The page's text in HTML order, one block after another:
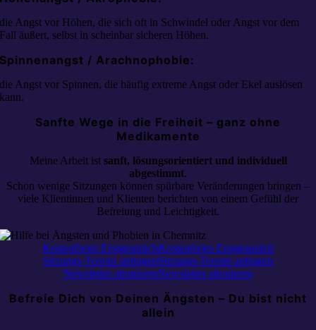
die Angst vor Höhen, die sich oft in Schwindel oder Angst vor dem
Fall äußert, selbst in scheinbar sicheren Höhen.
Spinnenangst / Arachnophobie:
die Angst vor Spinnen, die häufig extreme Angst oder Ekel auslösen
kann.
Sanfte Wege in die Freiheit – ganz ohne
Medikamente
Meine Arbeit ist sanft, lösungsorientiert und individuell
abgestimmt.
Schon wenige Sitzungen können spürbare Veränderungen bringen –
viele Klientinnen und Klienten berichten von einem Gefühl der
Befreiung und Leichtigkeit.
Kostenfreies ErstgesprächKostenfreies Erstgespräch
Sitzungs-Termin anfragenSitzungs-Termin anfragen
Newsletter abonierenNewsletter abonieren
Befreie Dich von Deinen Ängsten – Du bist nicht
allein